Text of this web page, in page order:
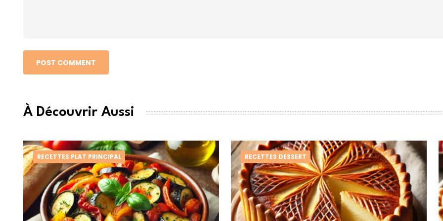
POST COMMENT
À Découvrir Aussi
RECETTES PLAT PRINCIPAL RECETTES DESSERT